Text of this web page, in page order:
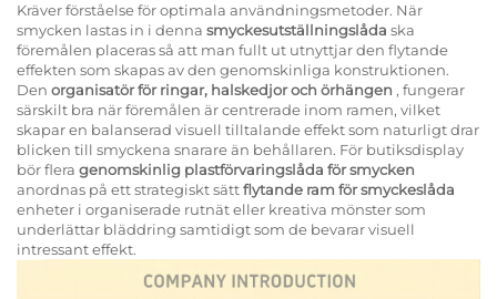
Kräver förståelse för optimala användningsmetoder. När
smycken lastas in i denna smyckesutställningslåda ska
föremålen placeras så att man fullt ut utnyttjar den flytande
effekten som skapas av den genomskinliga konstruktionen.
Den organisatör för ringar, halskedjor och örhängen , fungerar
särskilt bra när föremålen är centrerade inom ramen, vilket
skapar en balanserad visuell tilltalande effekt som naturligt drar
blicken till smyckena snarare än behållaren. För butiksdisplay
bör flera genomskinlig plastförvaringslåda för smycken
anordnas på ett strategiskt sättflytande ram för smyckeslåda
enheter i organiserade rutnät eller kreativa mönster som
underlättar bläddring samtidigt som de bevarar visuell
intressant effekt.